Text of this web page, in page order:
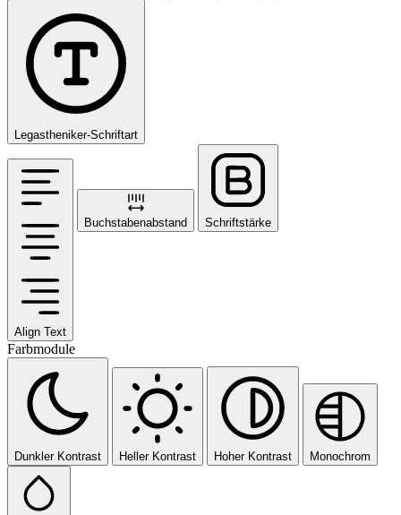
Legastheniker-Schriftart
Align Text
Buchstabenabstand Schriftstärke
Farbmodule
Dunkler Kontrast Heller Kontrast Hoher Kontrast Monochrom